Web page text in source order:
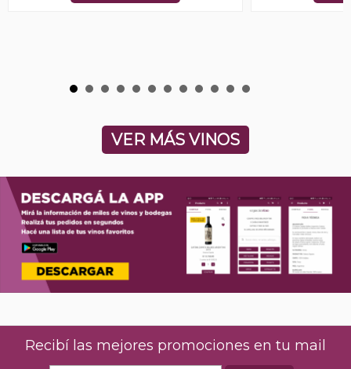
VER MÁS VINOS
Recibí las mejores promociones en tu mail